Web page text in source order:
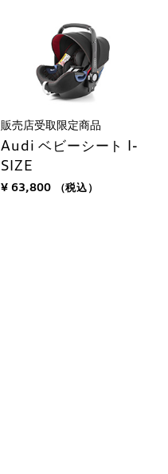
販売店受取限定商品
Audi ベビーシート I-
SIZE
¥ 63,800 （税込）